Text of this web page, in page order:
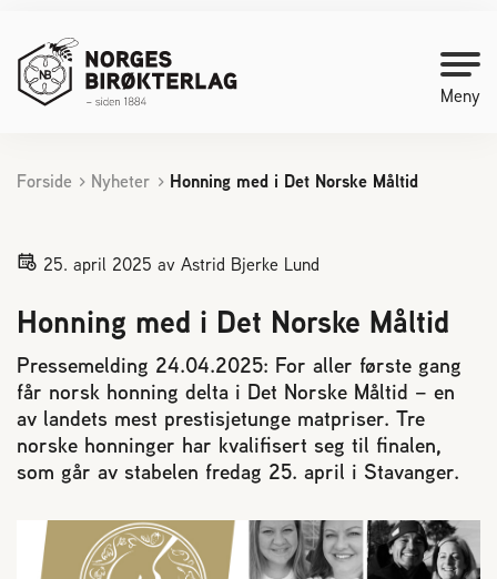
Meny
Kontakt oss
Bli medlem
Starte med birøkt
Medlemssider
Biene svermer
Reaksjon på bistikk
Forside Nyheter Honning med i Det Norske Måltid
25. april 2025 av Astrid Bjerke Lund
Honning med i Det Norske Måltid
Pressemelding 24.04.2025: For aller første gang
får norsk honning delta i Det Norske Måltid – en
av landets mest prestisjetunge matpriser. Tre
norske honninger har kvalifisert seg til finalen,
som går av stabelen fredag 25. april i Stavanger.